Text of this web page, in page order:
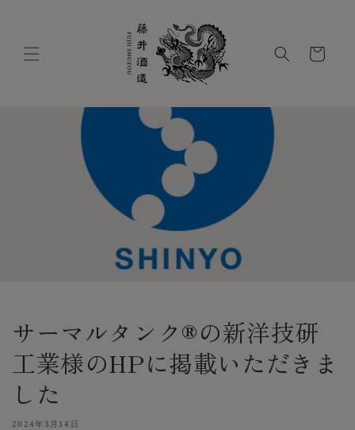
ー
サーマルタンク®の新洋技研
工業様のHPに掲載いただきま
した
2024年3月14日